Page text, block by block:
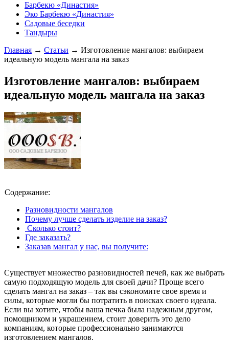
Барбекю «Династия»
Эко Барбекю «Династия»
Садовые беседки
Тандыры
Главная → Статьи → Изготовление мангалов: выбираем
идеальную модель мангала на заказ
Изготовление мангалов: выбираем
идеальную модель мангала на заказ
Содержание:
Разновидности мангалов
Почему лучше сделать изделие на заказ?
Сколько стоит?
Где заказать?
Заказав мангал у нас, вы получите:
Существует множество разновидностей печей, как же выбрать
самую подходящую модель для своей дачи? Проще всего
сделать мангал на заказ – так вы сэкономите свое время и
силы, которые могли бы потратить в поисках своего идеала.
Если вы хотите, чтобы ваша печка была надежным другом,
помощником и украшением, стоит доверить это дело
компаниям, которые профессионально занимаются
изготовлением мангалов.